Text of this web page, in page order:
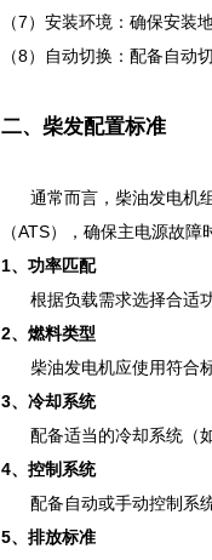
（7）安装环境：确保安装
（8）自动切换：配备自动
二、柴发配置标准
通常而言，柴油发电机组
（ATS），确保主电源故
1、 功率匹配
根据负载需求选择合适功
2、 燃料类型
柴油发电机应使用符合
3、 冷却系统
配备适当的冷却系统（如
4、 控制系统
配备自动或手动控制系统
5、 排放标准